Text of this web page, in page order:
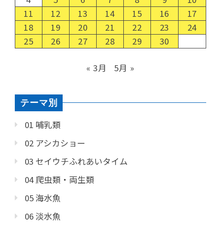
11
12 13 14 15 16
17
18
19 20 21 22 23
24
25
26 27 28 29 30
« 3月 5月 »
テーマ別
01 哺乳類
02 アシカショー
03 セイウチふれあいタイム
04 爬虫類・両生類
05 海水魚
06 淡水魚